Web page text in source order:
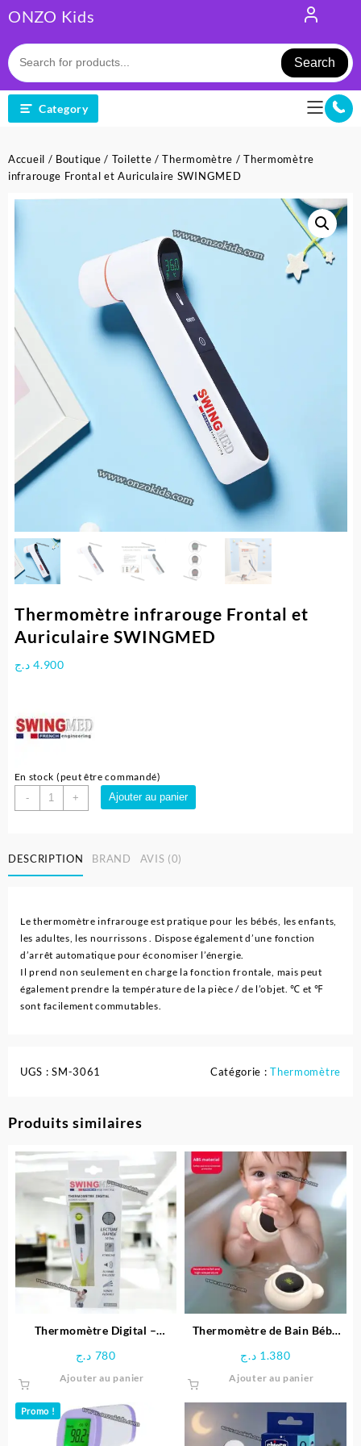
to
content
ONZO Kids
Search
Category
Accueil / Boutique / Toilette /Thermomètre / Thermomètre
infrarouge Frontal et Auriculaire SWINGMED
Thermomètre infrarouge Frontal et
Auriculaire SWINGMED
4.900 د.ج
En stock (peut être commandé)
-
quantité
de
Frontal
et
+ Ajouter au panier
DESCRIPTION BRAND AVIS (0)
Le thermomètre infrarouge est pratique pour les bébés, les enfants,
les adultes, les nourrissons . Dispose également d’une fonction
d’arrêt automatique pour économiser l’énergie.
Il prend non seulement en charge la fonction frontale, mais peut
également prendre la température de la pièce / de l’objet. ℃ et ℉
sont facilement commutables.
UGS :SM-3061 Catégorie :Thermomètre
Produits similaires
Thermomètre Digital –
780 د.ج
Ajouter au panier
Thermomètre de Bain Bébé
1.380 د.ج
Ajouter au panier
Promo !